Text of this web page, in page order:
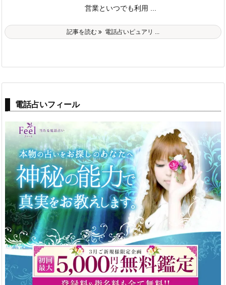
営業といつでも利用 ...
記事を読む 電話占いピュアリ ...
電話占いフィール